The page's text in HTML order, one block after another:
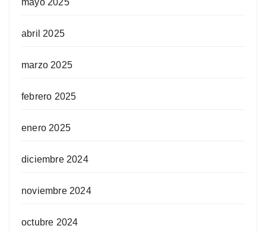
abril 2025
marzo 2025
febrero 2025
enero 2025
diciembre 2024
noviembre 2024
octubre 2024